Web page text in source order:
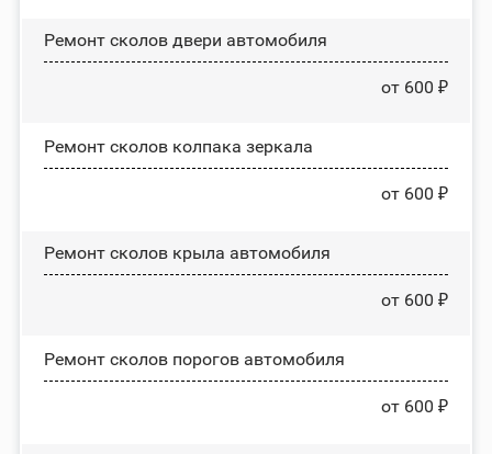
Ремонт сколов двери автомобиля
от 600 ₽
Ремонт сколов колпака зеркала
от 600 ₽
Ремонт сколов крыла автомобиля
от 600 ₽
Ремонт сколов порогов автомобиля
от 600 ₽